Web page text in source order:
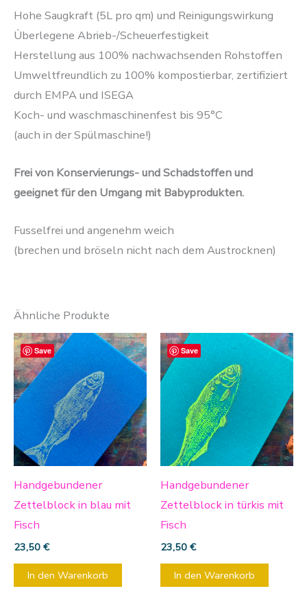
Hohe Saugkraft (5L pro qm) und Reinigungswirkung
Überlegene Abrieb-/Scheuerfestigkeit
Herstellung aus 100% nachwachsenden Rohstoffen
Umweltfreundlich zu 100% kompostierbar, zertifiziert
durch EMPA und ISEGA
Koch- und waschmaschinenfest bis 95°C
(auch in der Spülmaschine!)
Frei von Konservierungs- und Schadstoffen und
geeignet für den Umgang mit Babyprodukten.
Fusselfrei und angenehm weich
(brechen und bröseln nicht nach dem Austrocknen)
Ähnliche Produkte
Save
Handgebundener
Zettelblock in blau mit
Fisch
23,50 €
In den Warenkorb
Save
Handgebundener
Zettelblock in türkis mit
Fisch
23,50 €
In den Warenkorb